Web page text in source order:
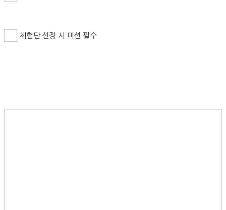
체험단 선정 시 미션 필수